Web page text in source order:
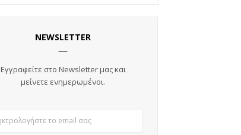
NEWSLETTER
Εγγραφείτε στο Newsletter μας και
μείνετε ενημερωμένοι.